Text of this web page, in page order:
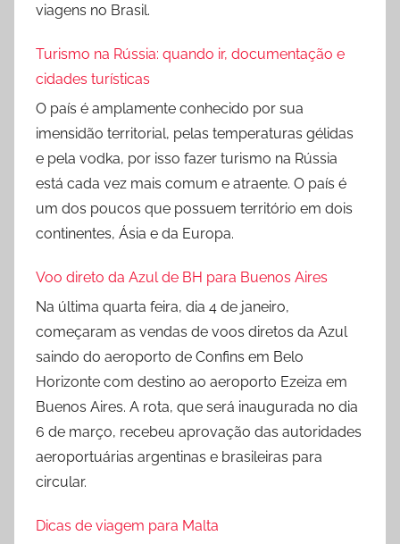
viagens no Brasil.
Turismo na Rússia: quando ir, documentação e
cidades turísticas
O país é amplamente conhecido por sua
imensidão territorial, pelas temperaturas gélidas
e pela vodka, por isso fazer turismo na Rússia
está cada vez mais comum e atraente. O país é
um dos poucos que possuem território em dois
continentes, Ásia e da Europa.
Voo direto da Azul de BH para Buenos Aires
Na última quarta feira, dia 4 de janeiro,
começaram as vendas de voos diretos da Azul
saindo do aeroporto de Confins em Belo
Horizonte com destino ao aeroporto Ezeiza em
Buenos Aires. A rota, que será inaugurada no dia
6 de março, recebeu aprovação das autoridades
aeroportuárias argentinas e brasileiras para
circular.
Dicas de viagem para Malta